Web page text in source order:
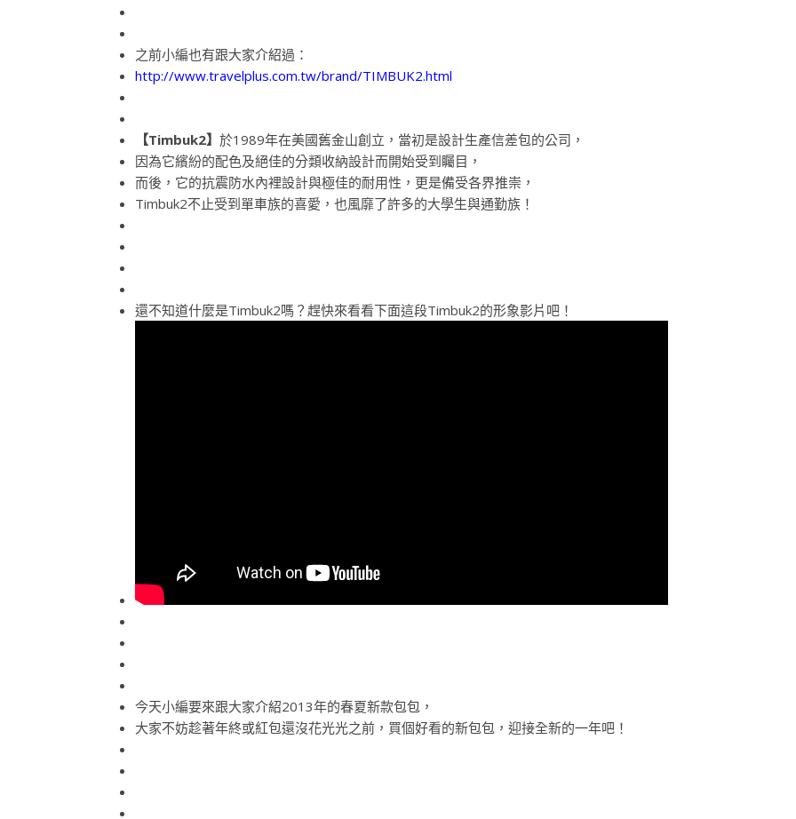
之前小編也有跟大家介紹過：
http://www.travelplus.com.tw/brand/TIMBUK2.html
【Timbuk2】 於1989年在美國舊金山創立，當初是設計生產信差包的公司，
因為它繽紛的配色及絕佳的分類收納設計而開始受到矚目，
而後，它的抗震防水內裡設計與極佳的耐用性，更是備受各界推崇，
Timbuk2不止受到單車族的喜愛，也風靡了許多的大學生與通勤族！
還不知道什麼是Timbuk2嗎？趕快來看看下面這段Timbuk2的形象影片吧！
今天小編要來跟大家介紹2013年的春夏新款包包，
大家不妨趁著年終或紅包還沒花光光之前，買個好看的新包包，迎接全新的一年吧！